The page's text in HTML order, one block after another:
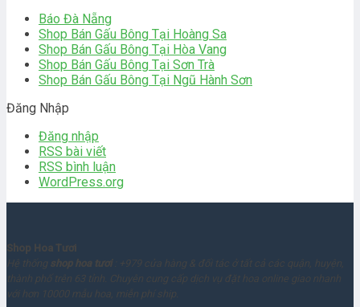
Báo Đà Nẵng
Shop Bán Gấu Bông Tại Hoàng Sa
Shop Bán Gấu Bông Tại Hòa Vang
Shop Bán Gấu Bông Tại Sơn Trà
Shop Bán Gấu Bông Tại Ngũ Hành Sơn
Đăng Nhập
Đăng nhập
RSS bài viết
RSS bình luận
WordPress.org
Shop Hoa Tươi
Hệ thống shop hoa tươi: +979 cửa hàng & đối tác ở tất cả các quận, huyện,
thành phố trên 63 tỉnh. Chuyên cung cấp dịch vụ đặt hoa online giao nhanh
với hơn 10000 mẫu hoa, miễn phí ship.